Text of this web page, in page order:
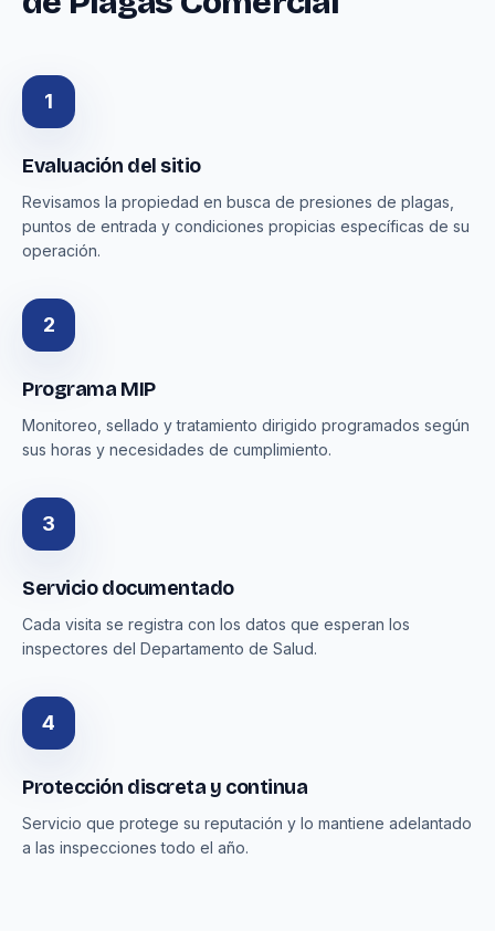
1
Evaluación del sitio
Revisamos la propiedad en busca de presiones de plagas,
puntos de entrada y condiciones propicias específicas de su
operación.
2
Programa MIP
Monitoreo, sellado y tratamiento dirigido programados según
sus horas y necesidades de cumplimiento.
3
Servicio documentado
Cada visita se registra con los datos que esperan los
inspectores del Departamento de Salud.
4
Protección discreta y continua
Servicio que protege su reputación y lo mantiene adelantado
a las inspecciones todo el año.